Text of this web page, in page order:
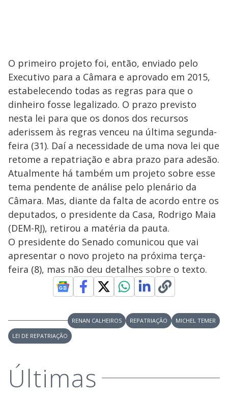
O primeiro projeto foi, então, enviado pelo
Executivo para a Câmara e aprovado em 2015,
estabelecendo todas as regras para que o
dinheiro fosse legalizado. O prazo previsto
nesta lei para que os donos dos recursos
aderissem às regras venceu na última segunda-
feira (31). Daí a necessidade de uma nova lei que
retome a repatriação e abra prazo para adesão.
Atualmente há também um projeto sobre esse
tema pendente de análise pelo plenário da
Câmara. Mas, diante da falta de acordo entre os
deputados, o presidente da Casa, Rodrigo Maia
(DEM-RJ), retirou a matéria da pauta.
O presidente do Senado comunicou que vai
apresentar o novo projeto na próxima terça-
feira (8), mas não deu detalhes sobre o texto.
RENAN CALHEIROS REPATRIAÇÃO
MICHEL TEMER
LEI DE REPATRIAÇÃO
Últimas